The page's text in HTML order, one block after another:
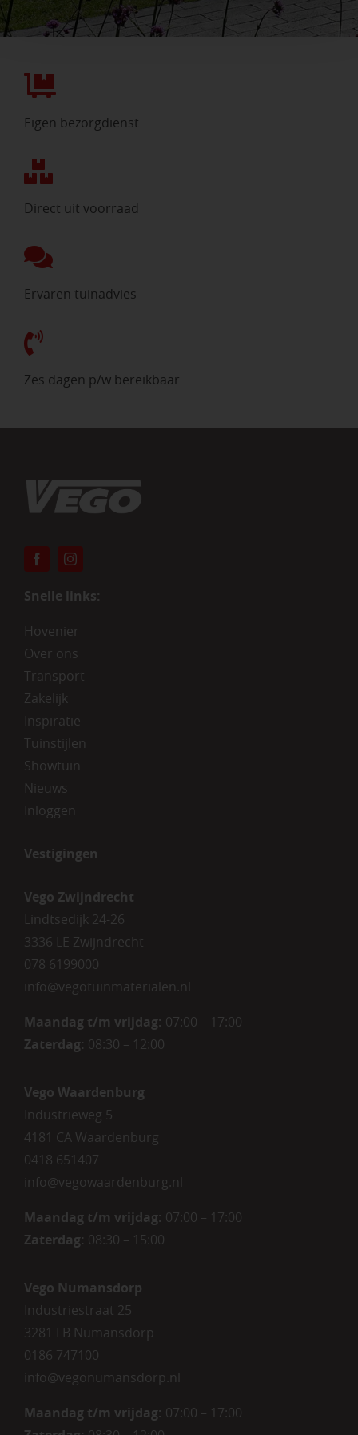
Eigen bezorgdienst
Direct uit voorraad
Ervaren tuinadvies
Zes dagen p/w bereikbaar
Snelle links:
Hovenier
Over ons
Transport
Zakelijk
Inspiratie
Tuinstijlen
Showtuin
Nieuws
Inloggen
Vestigingen
Vego Zwijndrecht
Lindtsedijk 24-26
3336 LE Zwijndrecht
078 6199000
info@vegotuinmaterialen.nl
Maandag t/m vrijdag: 07:00 – 17:00
Zaterdag: 08:30 – 12:00
Vego Waardenburg
Industrieweg 5
4181 CA Waardenburg
0418 651407
info@vegowaardenburg.nl
Maandag t/m vrijdag: 07:00 – 17:00
Zaterdag: 08:30 – 15:00
Vego Numansdorp
Industriestraat 25
3281 LB Numansdorp
0186 747100
info@vegonumansdorp.nl
Maandag t/m vrijdag: 07:00 – 17:00